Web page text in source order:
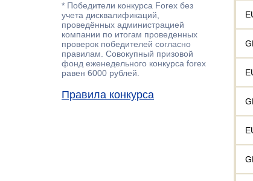
* Победители конкурса Forex без
учета дисквалификаций,
проведённых администрацией
компании по итогам проведенных
проверок победителей согласно
правилам. Совокупный призовой
фонд еженедельного конкурса forex
равен 6000 рублей.
Правила конкурса